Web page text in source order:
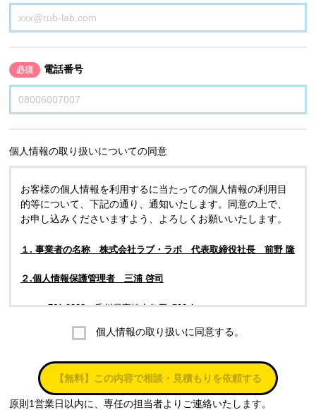
必須 電話番号
個人情報の取り扱いについての同意
お客様の個人情報を利用するに当たっての個人情報の利用目
的等について、下記の通り、通知いたします。同意の上で、
お申し込みくださいますよう、よろしくお願いいたします。
１. 事業者の名称 株式会社ラブ・ラボ 代表取締役社長 前野 隆
２.個人情報保護管理者 三浦 啓司
〒761-0323 香川県高松市亀田町90-1
株式会社ラブ・ラボ
電話：087-847-2000
電子メール：info@rub-lab.com
個人情報の取り扱いに同意する。
【無料】この内容で相談・見積もりを依頼する
原則1営業日以内に、専任の担当者よりご連絡いたします。